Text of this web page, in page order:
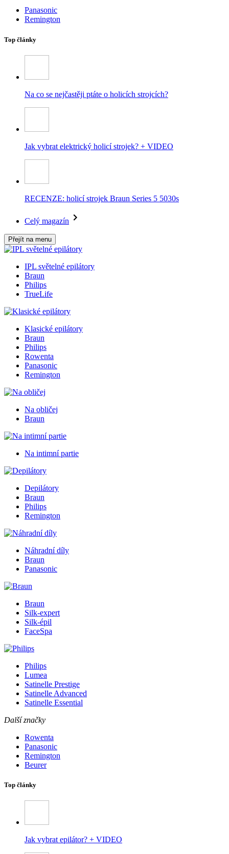
Panasonic
Remington
Top články
Na co se nejčastěji ptáte o holicích strojcích?
Jak vybrat elektrický holicí strojek? + VIDEO
RECENZE: holicí strojek Braun Series 5 5030s
Celý magazín
Přejít na menu
IPL světelné epilátory
Braun
Philips
TrueLife
Klasické epilátory
Braun
Philips
Rowenta
Panasonic
Remington
Na obličej
Braun
Na intimní partie
Depilátory
Braun
Philips
Remington
Náhradní díly
Braun
Panasonic
Braun
Silk-expert
Silk-épil
FaceSpa
Philips
Lumea
Satinelle Prestige
Satinelle Advanced
Satinelle Essential
Další značky
Rowenta
Panasonic
Remington
Beurer
Top články
Jak vybrat epilátor? + VIDEO